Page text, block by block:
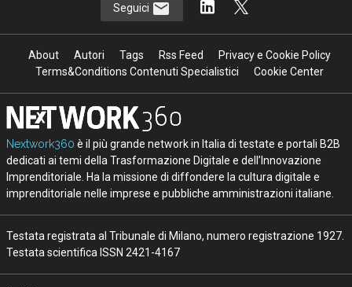
Seguici
About Autori Tags Rss Feed
Privacy e Cookie Policy
Terms&Conditions Contenuti Specialistici
Cookie Center
Nextwork360 è il più grande network in Italia di testate e portali B2B
dedicati ai temi della Trasformazione Digitale e dell’Innovazione
Imprenditoriale. Ha la missione di diffondere la cultura digitale e
imprenditoriale nelle imprese e pubbliche amministrazioni italiane.
Testata registrata al Tribunale di Milano, numero registrazione 1927.
Testata scientifica ISSN 2421-4167